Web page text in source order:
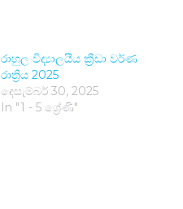
රාහුල විද්‍යාලයීය ක්‍රීඩා වර්ණ
රාත්‍රිය 2025
දෙසැම්බර් 30, 2025
In "1 - 5 ශ්‍රේණි"